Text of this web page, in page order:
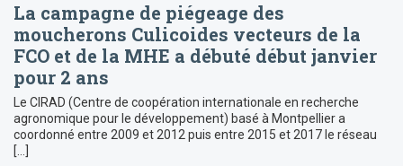
La campagne de piégeage des
moucherons Culicoides vecteurs de la
FCO et de la MHE a débuté début janvier
pour 2 ans
Le CIRAD (Centre de coopération internationale en recherche
agronomique pour le développement) basé à Montpellier a
coordonné entre 2009 et 2012 puis entre 2015 et 2017 le réseau
[…]